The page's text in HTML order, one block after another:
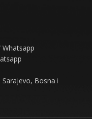
Sarajevo, Bosna i